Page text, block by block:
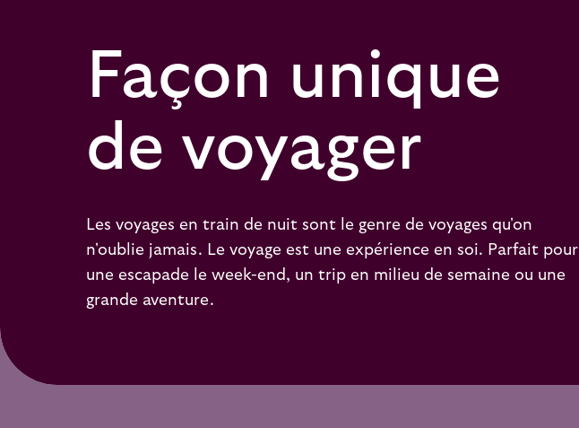
Façon unique
de voyager
Les voyages en train de nuit sont le genre de voyages qu'on
n'oublie jamais. Le voyage est une expérience en soi. Parfait pour
une escapade le week-end, un trip en milieu de semaine ou une
grande aventure.